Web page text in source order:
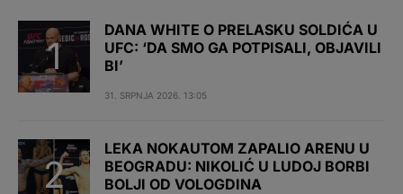
DANA WHITE O PRELASKU SOLDIĆA U
UFC: ‘DA SMO GA POTPISALI, OBJAVILI
BI’
31. SRPNJA 2026. 13:05
LEKA NOKAUTOM ZAPALIO ARENU U
BEOGRADU: NIKOLIĆ U LUDOJ BORBI
BOLJI OD VOLOGDINA